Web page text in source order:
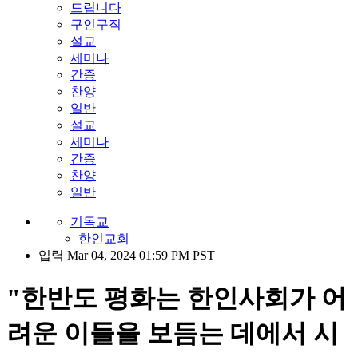
드립니다
구인구직
설교
세미나
간증
찬양
일반
설교
세미나
간증
찬양
일반
기독교
한인교회
입력 Mar 04, 2024 01:59 PM PST
"한반도 평화는 한인사회가 어
려운 이들을 보듬는 데에서 시